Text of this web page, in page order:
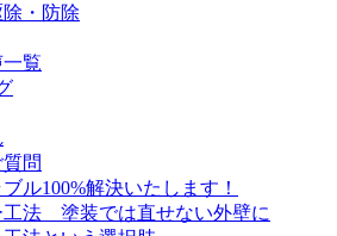
・防除
覧
問
ル100%解決いたします！
工法 塗装では直せない外壁に